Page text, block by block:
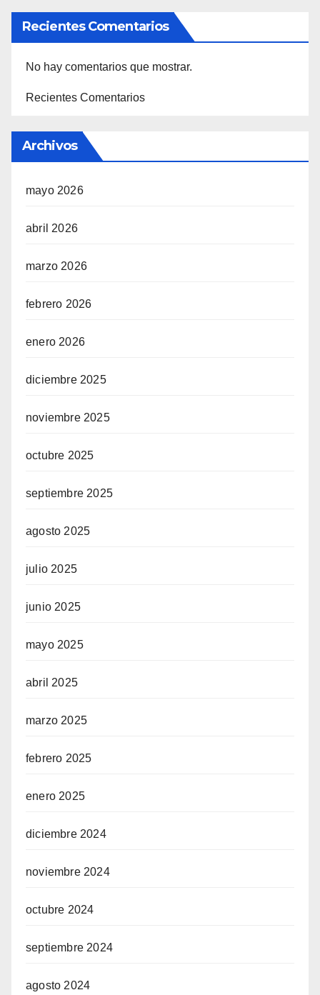
Recientes Comentarios
No hay comentarios que mostrar.
Recientes Comentarios
Archivos
mayo 2026
abril 2026
marzo 2026
febrero 2026
enero 2026
diciembre 2025
noviembre 2025
octubre 2025
septiembre 2025
agosto 2025
julio 2025
junio 2025
mayo 2025
abril 2025
marzo 2025
febrero 2025
enero 2025
diciembre 2024
noviembre 2024
octubre 2024
septiembre 2024
agosto 2024